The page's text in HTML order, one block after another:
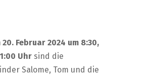
20. Februar 2024 um 8:30,
Uhr sind die
Salome, Tom und die